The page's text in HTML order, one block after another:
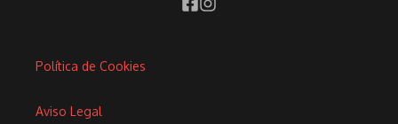
Política de Cookies
Aviso Legal